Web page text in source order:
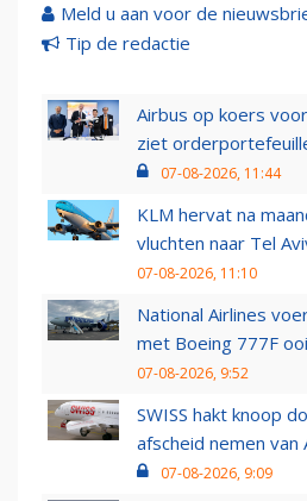
Meld u aan voor de
Tip de redactie
Airbus op koers
ziet
07-08-2026, 11:44
KLM hervat na
vluchten naar Tel
07-08-2026, 11:10
National Airlines
met Boeing 777F
07-08-2026, 9:52
SWISS hakt knoop
afscheid nemen
07-08-2026, 9:09